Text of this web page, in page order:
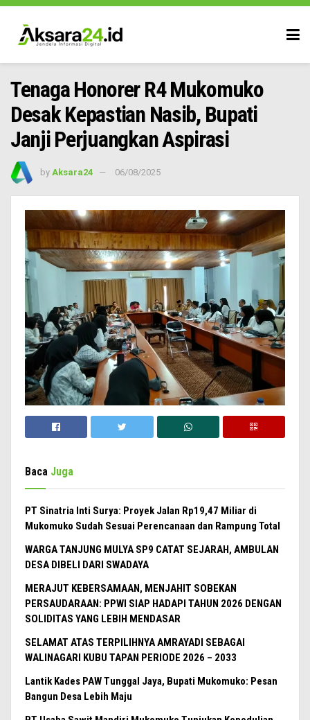
Tenaga Honorer R4 Mukomuko
Desak Kepastian Nasib, Bupati
Janji Perjuangkan Aspirasi
by Aksara24 06/08/2025
Baca Juga
PT Sinatria Inti Surya: Proyek Jalan Rp19,47 Miliar di
Mukomuko Sudah Sesuai Perencanaan dan Rampung Total
WARGA TANJUNG MULYA SP9 CATAT SEJARAH, AMBULAN
DESA DIBELI DARI SWADAYA
MERAJUT KEBERSAMAAN, MENJAHIT SOBEKAN
PERSAUDARAAN: PPWI SIAP HADAPI TAHUN 2026 DENGAN
SOLIDITAS YANG LEBIH MENDASAR
SELAMAT ATAS TERPILIHNYA AMRAYADI SEBAGAI
WALINAGARI KUBU TAPAN PERIODE 2026 – 2033
Lantik Kades PAW Tunggal Jaya, Bupati Mukomuko: Pesan
Bangun Desa Lebih Maju